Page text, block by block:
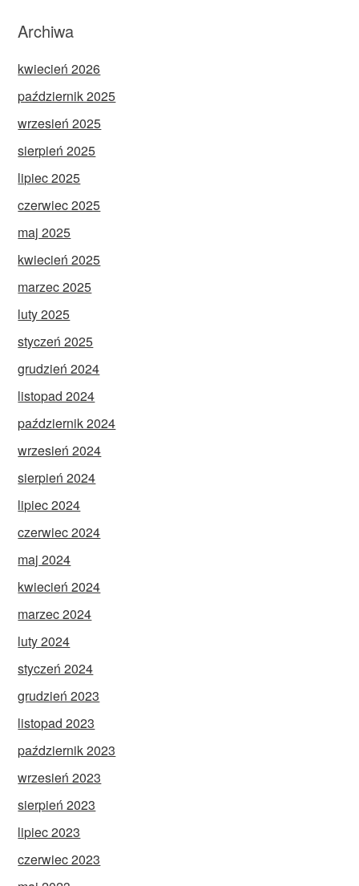
Archiwa
kwiecień 2026
październik 2025
wrzesień 2025
sierpień 2025
lipiec 2025
czerwiec 2025
maj 2025
kwiecień 2025
marzec 2025
luty 2025
styczeń 2025
grudzień 2024
listopad 2024
październik 2024
wrzesień 2024
sierpień 2024
lipiec 2024
czerwiec 2024
maj 2024
kwiecień 2024
marzec 2024
luty 2024
styczeń 2024
grudzień 2023
listopad 2023
październik 2023
wrzesień 2023
sierpień 2023
lipiec 2023
czerwiec 2023